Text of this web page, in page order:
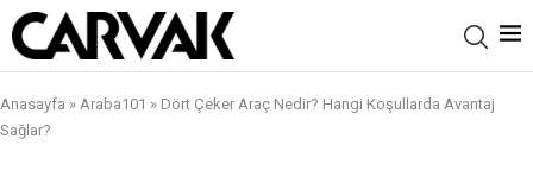
Anasayfa » Araba101 » Dört Çeker Araç Nedir? Hangi Koşullarda Avantaj
Sağlar?